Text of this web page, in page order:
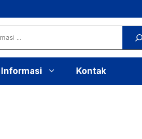
Informasi Kontak